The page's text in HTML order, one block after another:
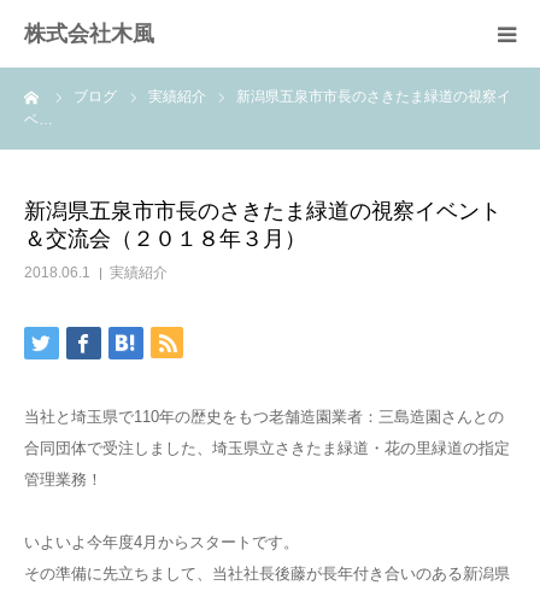
株式会社木風
ブログ 実績紹介
新潟県五泉市市長のさきたま緑道の視察イ
ベ…
新潟県五泉市市長のさきたま緑道の視察イベント
＆交流会（２０１８年３月）
2018.06.1 実績紹介
当社と埼玉県で110年の歴史をもつ老舗造園業者：三島造園さんとの
合同団体で受注しました、埼玉県立さきたま緑道・花の里緑道の指定
管理業務！
いよいよ今年度4月からスタートです。
その準備に先立ちまして、当社社長後藤が長年付き合いのある新潟県
業務案内
樹木医受験応援講座